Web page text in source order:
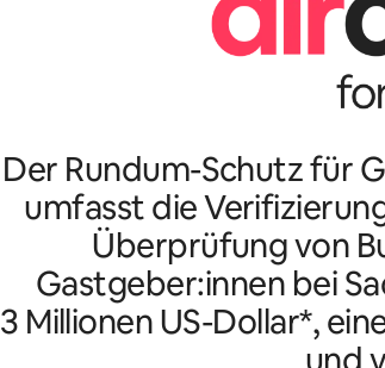
Der Rundum-Schutz für
umfasst die
Überprüfung von
Gastgeber:innen bei
3 Millionen US-Dollar*,